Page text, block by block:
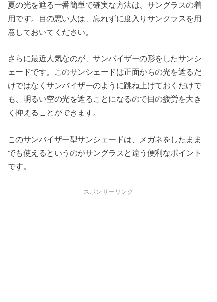
夏の光を遮る一番簡単で確実な方法は、サングラスの着
用です。目の悪い人は、忘れずに度入りサングラスを用
意しておいてください。
さらに最近人気なのが、サンバイザーの形をしたサンシ
ェードです。このサンシェードは正面からの光を遮るだ
けではなくサンバイザーのように跳ね上げておくだけで
も、明るい空の光を遮ることになるので目の疲労を大き
く抑えることができます。
このサンバイザー型サンシェードは、メガネをしたまま
でも使えるというのがサングラスと違う便利なポイント
です。
スポンサーリンク